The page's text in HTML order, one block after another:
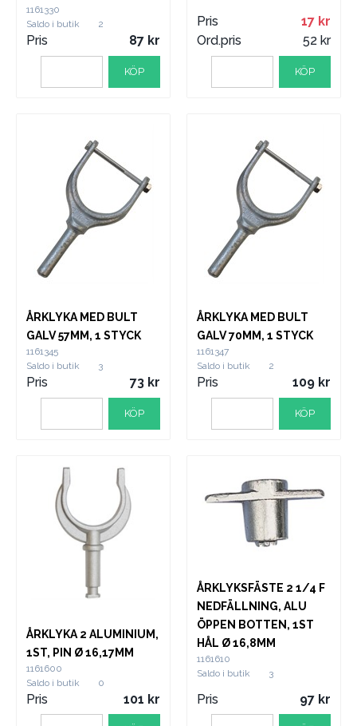
1161330
Saldo i butik
2
Pris 87
KÖP
Pris
17
Ord.pris
52
KÖP
ÅRKLYKA MED BULT
GALV 57MM, 1 STYCK
1161345
Saldo i butik
3
Pris 73
KÖP
ÅRKLYKA MED BULT
GALV 70MM, 1 STYCK
1161347
Saldo i butik
2
Pris 109
KÖP
ÅRKLYKA 2 ALUMINIUM,
1ST, PIN Ø 16,17MM
1161600
Saldo i butik
0
Pris 101
ÅRKLYKSFÄSTE 2 1/4 F
NEDFÄLLNING, ALU
ÖPPEN BOTTEN, 1ST
HÅL Ø 16,8MM
1161610
Saldo i butik
3
Pris 97